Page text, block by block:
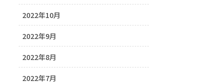
2022年10月
2022年9月
2022年8月
2022年7月